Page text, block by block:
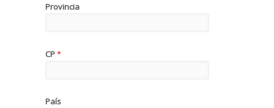
Provincia
CP*
País